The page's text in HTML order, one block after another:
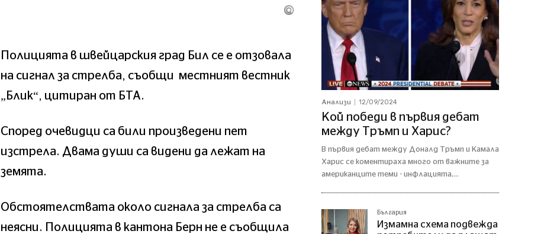
Полицията в швейцарския град Бил се е отзовала
на сигнал за стрелба, съобщи местният вестник
„Блик“, цитиран от БТА.
Според очевидци са били произведени пет
изстрела. Двама души са видени да лежат на
земята.
Обстоятелствата около сигнала за стрелба са
неясни. Полицията в кантона Берн не е съобщила
Анализи 12/09/2024
Кой победи в първия дебат
между Тръмп и Харис?
В първия дебат между Доналд Тръмп и Камала
Харис се коментираха много от важните за
американците теми - инфлацията,...
България
Измамна схема подвежда